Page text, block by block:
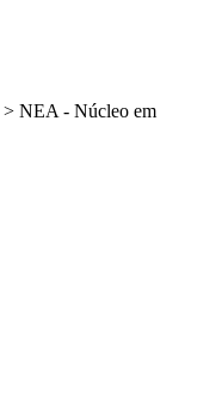
> NEA - Núcleo em